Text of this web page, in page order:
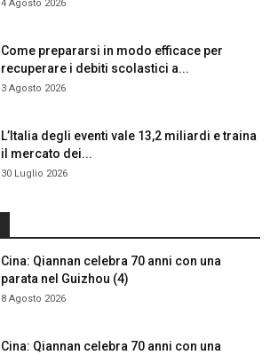
4 Agosto 2026
Come prepararsi in modo efficace per
recuperare i debiti scolastici a...
3 Agosto 2026
L’Italia degli eventi vale 13,2 miliardi e traina
il mercato dei...
30 Luglio 2026
Cina: Qiannan celebra 70 anni con una
parata nel Guizhou (4)
8 Agosto 2026
Cina: Qiannan celebra 70 anni con una